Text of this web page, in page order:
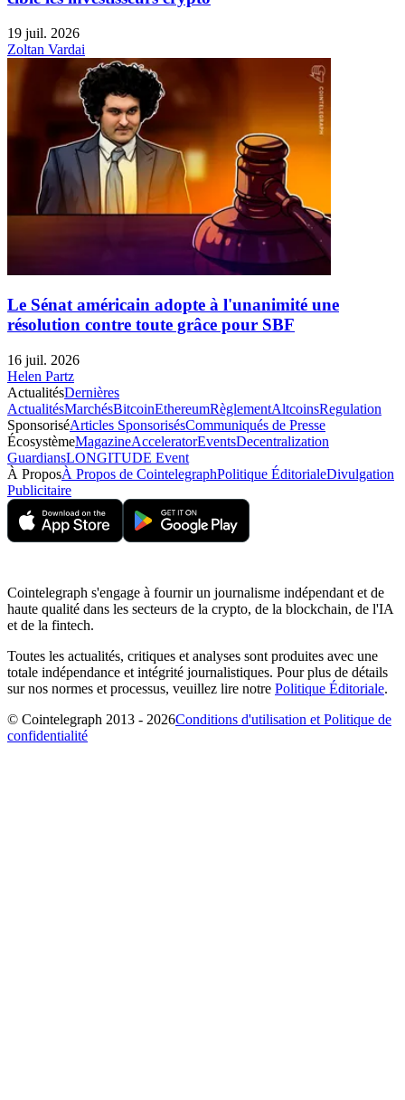
19 juil. 2026
Zoltan Vardai
Le Sénat américain adopte à l'unanimité une
résolution contre toute grâce pour SBF
16 juil. 2026
Helen Partz
ActualitésDernières
ActualitésMarchésBitcoinEthereumRèglementAltcoinsRegulation
SponsoriséArticles SponsorisésCommuniqués de Presse
ÉcosystèmeMagazineAcceleratorEventsDecentralization
GuardiansLONGITUDE Event
À ProposÀ Propos de CointelegraphPolitique ÉditorialeDivulgation
Publicitaire
Cointelegraph s'engage à fournir un journalisme indépendant et de
haute qualité dans les secteurs de la crypto, de la blockchain, de l'IA
et de la fintech.
Toutes les actualités, critiques et analyses sont produites avec une
totale indépendance et intégrité journalistiques. Pour plus de détails
sur nos normes et processus, veuillez lire notre Politique Éditoriale.
© Cointelegraph 2013 - 2026Conditions d'utilisation et Politique de
confidentialité